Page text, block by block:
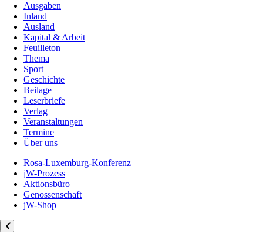
Ausgaben
Inland
Ausland
Kapital & Arbeit
Feuilleton
Thema
Sport
Geschichte
Beilage
Leserbriefe
Verlag
Veranstaltungen
Termine
Über uns
Rosa-Luxemburg-Konferenz
jW-Prozess
Aktionsbüro
Genossenschaft
jW-Shop